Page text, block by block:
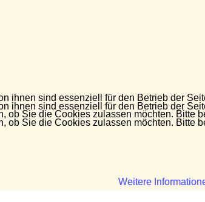
ihnen sind essenziell für den Betrieb der
ob Sie die Cookies zulassen möchten.
Weitere
ihnen sind essenziell für den Betrieb der
ob Sie die Cookies zulassen möchten.
Weitere